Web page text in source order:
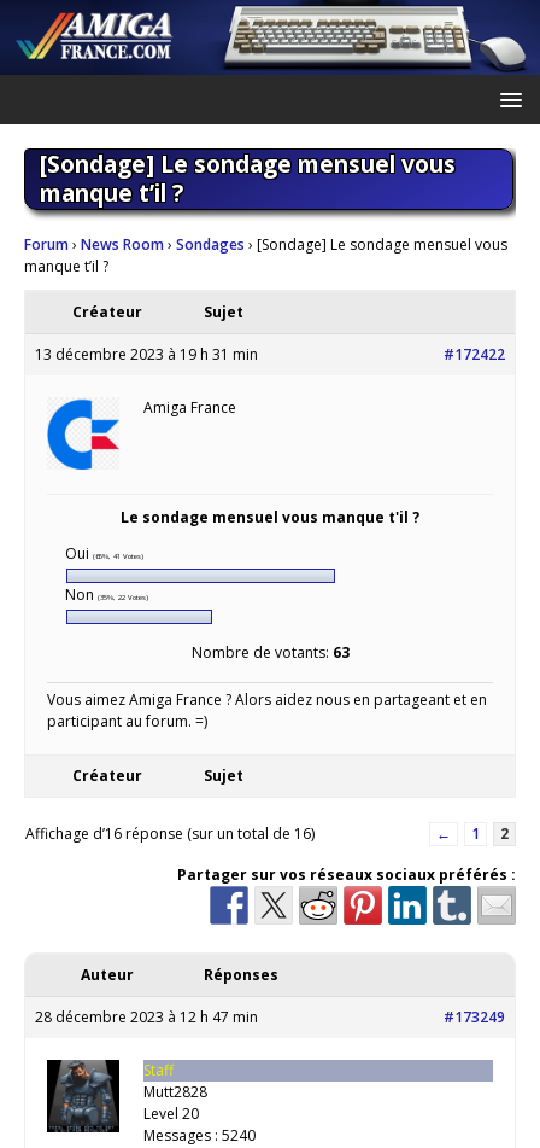
[Sondage] Le sondage mensuel vous
manque t’il ?
Forum› News Room› Sondages › [Sondage] Le sondage mensuel vous
manque t’il ?
Créateur Sujet
13 décembre 2023 à 19 h 31 min #172422
Amiga France
Le sondage mensuel vous manque t'il ?
Oui (65%, 41 Votes)
Non (35%, 22 Votes)
Nombre de votants: 63
Vous aimez Amiga France ? Alors aidez nous en partageant et en
participant au forum. =)
Créateur Sujet
Affichage d’16 réponse (sur un total de 16) ← 1
2
Partager sur vos réseaux sociaux préférés :
Auteur Réponses
28 décembre 2023 à 12 h 47 min #173249
Staff
Mutt2828
Level 20
Messages : 5240